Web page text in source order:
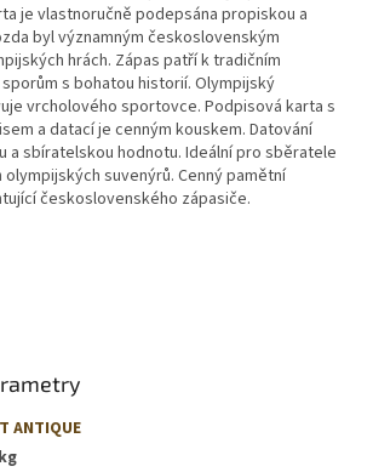
je vlastnoručně podepsána propiskou a
byl významným československým
hrách. Zápas patří k tradičním
s bohatou historií. Olympijský
vrcholového sportovce. Podpisová karta s
a datací je cenným kouskem. Datování
a sbíratelskou hodnotu. Ideální pro sběratele
suvenýrů. Cenný pamětní
československého zápasiče.
ANTIQUE